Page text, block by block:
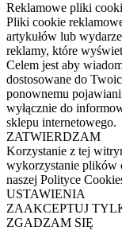
Reklamowe pliki
Pliki cookie
artykułów lub
reklamy, które
Celem jest aby
dostosowane do
ponownemu
wyłącznie do
sklepu internetowego.
ZATWIERDZAM
Korzystanie z tej
wykorzystanie plików
naszej Polityce
USTAWIENIA
ZAAKCEPTUJ
ZGADZAM SIĘ